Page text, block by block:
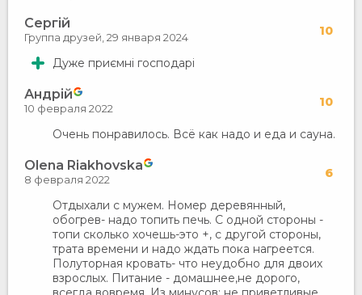
Сергій 10
Группа друзей, 29 января 2024
Дуже приємні господарі
Андрій 10
10 февраля 2022
Очень понравилось. Всё как надо и еда и сауна.
Olena Riakhovska 6
8 февраля 2022
Отдыхали с мужем. Номер деревянный,
обогрев- надо топить печь. С одной стороны -
топи сколько хочешь-это +, с другой стороны,
трата времени и надо ждать пока нагреется.
Полуторная кровать- что неудобно для двоих
взрослых. Питание - домашнее,не дорого,